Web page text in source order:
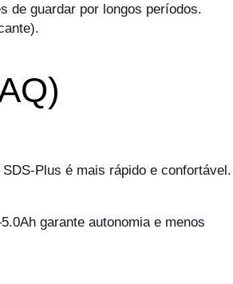
de guardar por longos períodos.
Plus é mais rápido e confortável.
garante autonomia e menos